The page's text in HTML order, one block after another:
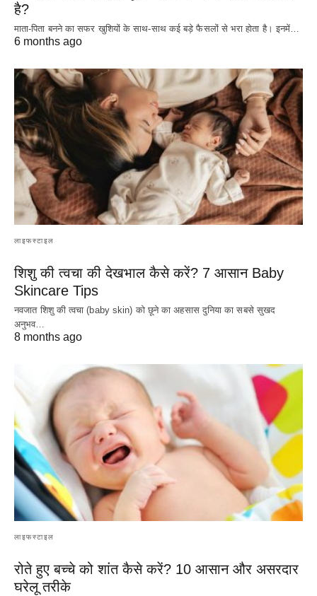
है?
माता-पिता बनने का सफर खुशियों के साथ-साथ कई बड़े फैसलों से भरा होता है। इनमें…
6 months ago
लाइफस्टाइल
शिशु की त्वचा की देखभाल कैसे करें? 7 आसान Baby
Skincare Tips
नवजात शिशु की त्वचा (baby skin) को छूने का अहसास दुनिया का सबसे सुखद
अनुभव…
8 months ago
लाइफस्टाइल
रोते हुए बच्चे को शांत कैसे करें? 10 आसान और असरदार
घरेलू तरीके